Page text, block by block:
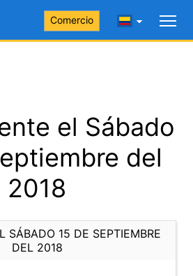
Comercio
el Sábado
del
2018
SÁBADO 15 DE SEPTIEMBRE
DEL 2018